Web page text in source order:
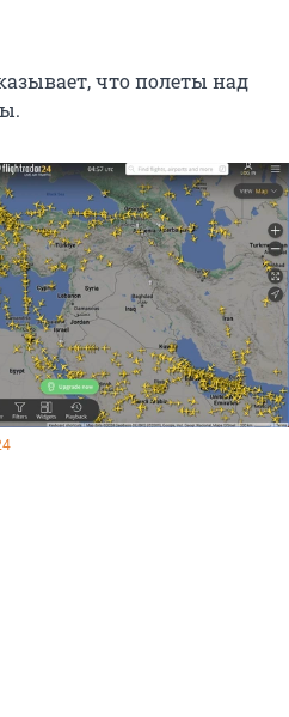
что полеты над